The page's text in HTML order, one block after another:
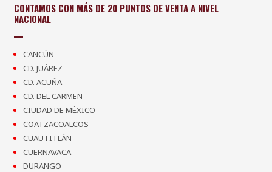
CONTAMOS CON MÁS DE 20 PUNTOS DE VENTA A NIVEL
NACIONAL
CANCÚN
CD. JUÁREZ
CD. ACUÑA
CD. DEL CARMEN
CIUDAD DE MÉXICO
COATZACOALCOS
CUAUTITLÁN
CUERNAVACA
DURANGO